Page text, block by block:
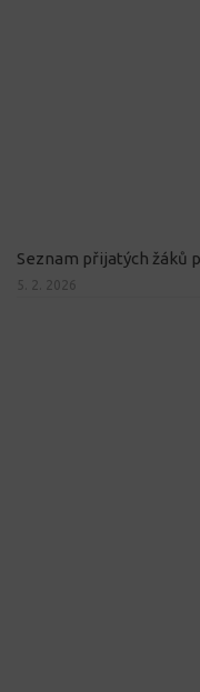
Seznam přijatých žáků
5. 2. 2026